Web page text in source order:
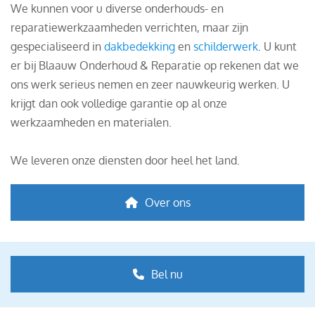
We kunnen voor u diverse onderhouds- en
reparatiewerkzaamheden verrichten, maar zijn
gespecialiseerd in dakbedekking en schilderwerk . U kunt
er bij Blaauw Onderhoud & Reparatie op rekenen dat we
ons werk serieus nemen en zeer nauwkeurig werken. U
krijgt dan ook volledige garantie op al onze
werkzaamheden en materialen.
We leveren onze diensten door heel het land.
Over ons
Bel nu